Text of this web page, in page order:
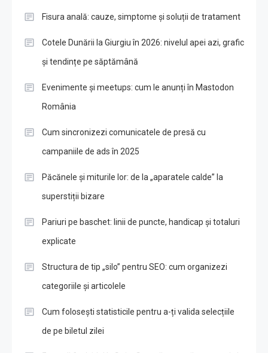
Fisura anală: cauze, simptome și soluții de tratament
Cotele Dunării la Giurgiu în 2026: nivelul apei azi, grafic
și tendințe pe săptămână
Evenimente și meetups: cum le anunți în Mastodon
România
Cum sincronizezi comunicatele de presă cu
campaniile de ads în 2025
Păcănele și miturile lor: de la „aparatele calde” la
superstiții bizare
Pariuri pe baschet: linii de puncte, handicap și totaluri
explicate
Structura de tip „silo” pentru SEO: cum organizezi
categoriile și articolele
Cum folosești statisticile pentru a-ți valida selecțiile
de pe biletul zilei